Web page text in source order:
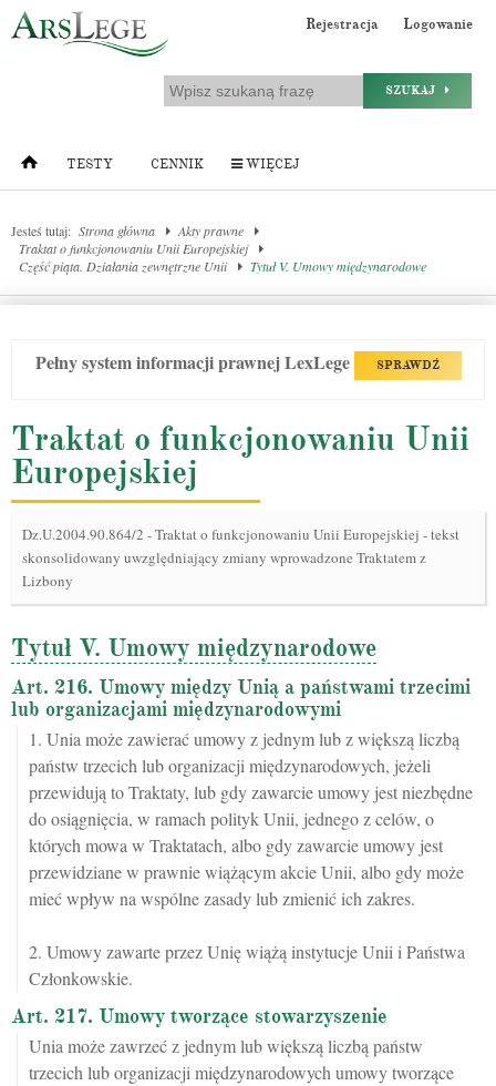
Rejestracja Logowanie
SZUKAJ
TESTY CENNIK WIĘCEJ
Jesteś tutaj: Strona główna
Akty prawne
Traktat o funkcjonowaniu Unii Europejskiej
Część piąta. Działania zewnętrzne Unii
Tytuł V. Umowy międzynarodowe
Pełny system informacji prawnej LexLege SPRAWDŹ
Traktat o funkcjonowaniu Unii
Europejskiej
Dz.U.2004.90.864/2 -Traktat o funkcjonowaniu Unii Europejskiej - tekst
skonsolidowany uwzględniający zmiany wprowadzone Traktatem z
Lizbony
Tytuł V. Umowy międzynarodowe
Art. 216. Umowy między Unią a państwami trzecimi
lub organizacjami międzynarodowymi
1. Unia może zawierać umowy z jednym lub z większą liczbą
państw trzecich lub organizacji międzynarodowych, jeżeli
przewidują to Traktaty, lub gdy zawarcie umowy jest niezbędne
do osiągnięcia, w ramach polityk Unii, jednego z celów, o
których mowa w Traktatach, albo gdy zawarcie umowy jest
przewidziane w prawnie wiążącym akcie Unii, albo gdy może
mieć wpływ na wspólne zasady lub zmienić ich zakres.
2. Umowy zawarte przez Unię wiążą instytucje Unii i Państwa
Członkowskie.
Art. 217. Umowy tworzące stowarzyszenie
Unia może zawrzeć z jednym lub większą liczbą państw
trzecich lub organizacji międzynarodowych umowy tworzące